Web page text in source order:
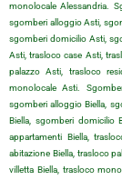
monolocale Alessandria.
sgomberi alloggio Asti,
sgomberi domicilio Asti,
Asti, trasloco case Asti,
palazzo Asti, trasloco
monolocale Asti.
sgomberi alloggio Biella,
Biella, sgomberi domicilio
appartamenti Biella,
abitazione Biella, trasloco
villetta Biella, trasloco